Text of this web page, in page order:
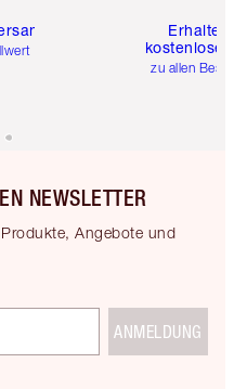
Erhalte
kostenlose
zu allen
NEWSLETTER
Angebote und
ANMELDUNG